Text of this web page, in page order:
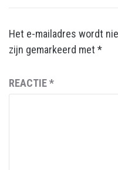
Het e-mailadres wordt
zijn gemarkeerd met *
REACTIE*